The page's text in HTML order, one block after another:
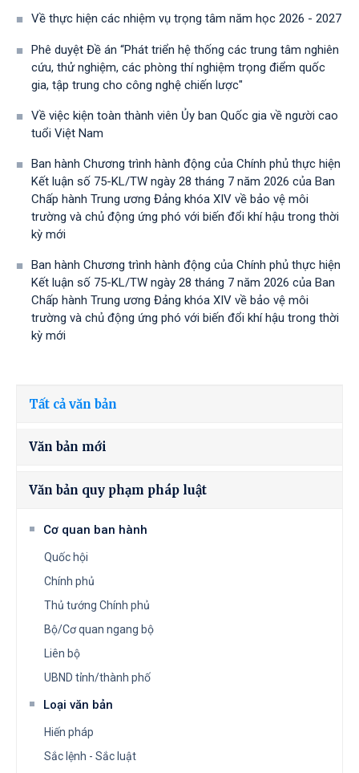
Về thực hiện các nhiệm vụ trọng tâm năm học 2026 - 2027
Phê duyệt Đề án “Phát triển hệ thống các trung tâm nghiên
cứu, thử nghiệm, các phòng thí nghiệm trọng điểm quốc
gia, tập trung cho công nghệ chiến lược"
Về việc kiện toàn thành viên Ủy ban Quốc gia về người cao
tuổi Việt Nam
Ban hành Chương trình hành động của Chính phủ thực hiện
Kết luận số 75-KL/TW ngày 28 tháng 7 năm 2026 của Ban
Chấp hành Trung ương Đảng khóa XIV về bảo vệ môi
trường và chủ động ứng phó với biến đổi khí hậu trong thời
kỳ mới
Ban hành Chương trình hành động của Chính phủ thực hiện
Kết luận số 75-KL/TW ngày 28 tháng 7 năm 2026 của Ban
Chấp hành Trung ương Đảng khóa XIV về bảo vệ môi
trường và chủ động ứng phó với biến đổi khí hậu trong thời
kỳ mới
Tất cả văn bản
Văn bản mới
Văn bản quy phạm pháp luật
Cơ quan ban hành
Quốc hội
Chính phủ
Thủ tướng Chính phủ
Bộ/Cơ quan ngang bộ
Liên bộ
UBND tỉnh/thành phố
Loại văn bản
Hiến pháp
Sắc lệnh - Sắc luật